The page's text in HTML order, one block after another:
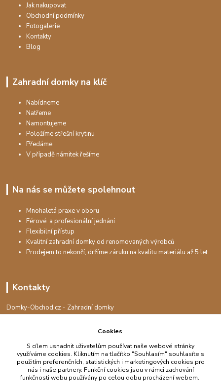
Jak nakupovat
Obchodní podmínky
Fotogalerie
Kontakty
Blog
Zahradní domky na klíč
Nabídneme
Natřeme
Namontujeme
Položíme střešní krytinu
Předáme
V případě námitek řešíme
Na nás se můžete spolehnout
Mnohaletá praxe v oboru
Férové a profesionální jednání
Flexibilní přístup
Kvalitní zahradní domky od renomovaných výrobců
Prodejem to nekončí, držíme záruku na kvalitu materiálu až 5 let.
Kontakty
Domky-Obchod.cz - Zahradní domky
+420 730 501 925
info@domky-obchod.cz
Cookies
S cílem usnadnit uživatelům používat naše webové stránky
využíváme cookies. Kliknutím na tlačítko "Souhlasím" souhlasíte s
použitím preferenčních, statistických i marketingových cookies pro
nás i naše partnery. Funkční cookies jsou v rámci zachování
funkčnosti webu používány po celou dobu procházení webem.